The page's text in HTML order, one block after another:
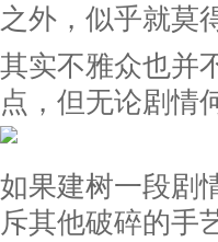
之外，似乎就莫
其实不雅众也并
点，但无论剧情
如果建树一段剧
斥其他破碎的手